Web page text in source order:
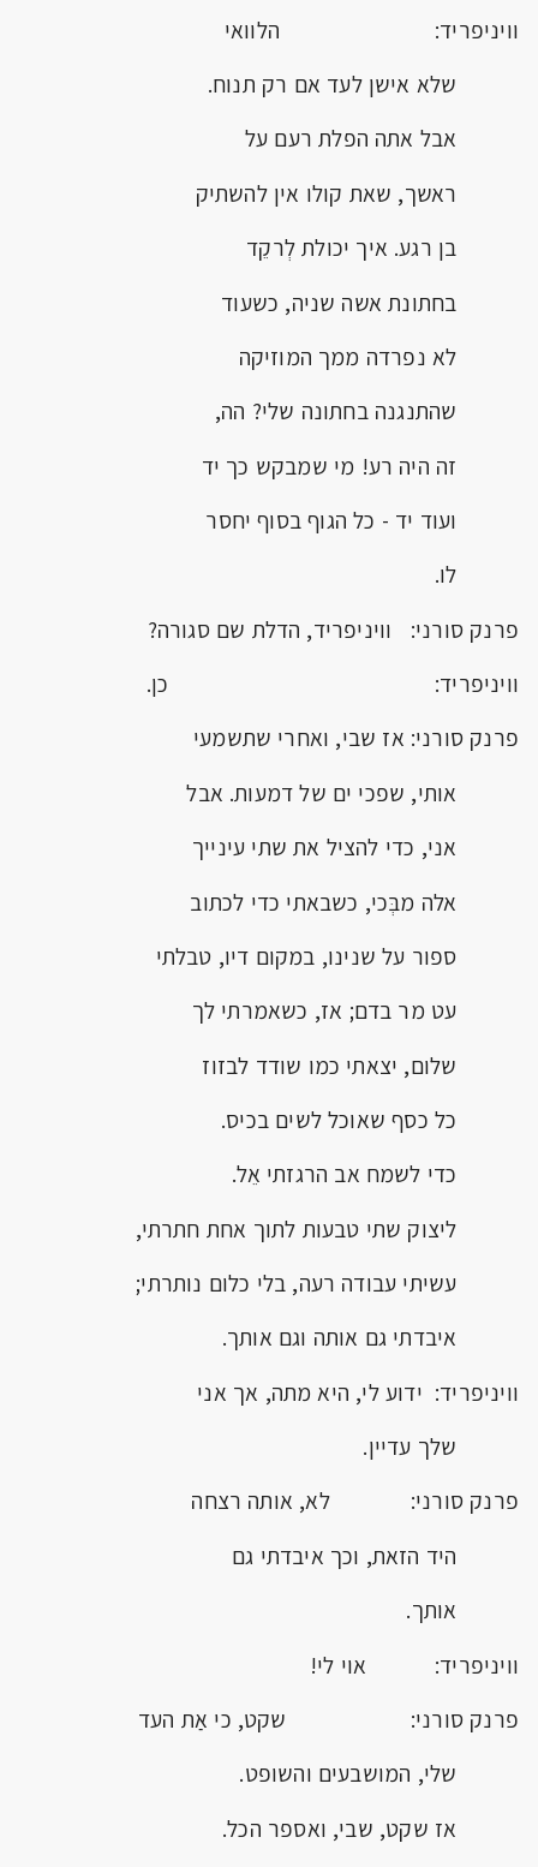
וויניפריד: הלוואי
שלא אישן לעד אם רק תנוח.
אבל אתה הפלת רעם על
ראשך, שאת קולו אין להשתיק
בן רגע. איך יכולת לְרקֵד
בחתונת אשה שניה, כשעוד
לא נפרדה ממך המוזיקה
שהתנגנה בחתונה שלי? הה,
זה היה רע! מי שמבקש כך יד
ועוד יד - כל הגוף בסוף יחסר
לו.
פרנק סורני: וויניפריד, הדלת שם סגורה?
וויניפריד: כן.
פרנק סורני: אז שבי, ואחרי שתשמעי
אותי, שפכי ים של דמעות. אבל
אני, כדי להציל את שתי עינייך
אלה מבְּכי, כשבאתי כדי לכתוב
ספור על שנינו, במקום דיו, טבלתי
עט מר בדם; אז, כשאמרתי לך
שלום, יצאתי כמו שודד לבזוז
כל כסף שאוכל לשים בכיס.
כדי לשמח אב הרגזתי אֵל.
ליצוק שתי טבעות לתוך אחת חתרתי,
עשיתי עבודה רעה, בלי כלום נותרתי;
איבדתי גם אותה וגם אותך.
וויניפריד: ידוע לי, היא מתה, אך אני
שלך עדיין.
פרנק סורני: לא, אותה רצחה
היד הזאת, וכך איבדתי גם
אותך.
וויניפריד: אוי לי!
פרנק סורני: שקט, כי אַת העד
שלי, המושבעים והשופט.
אז שקט, שבי, ואספר הכל.